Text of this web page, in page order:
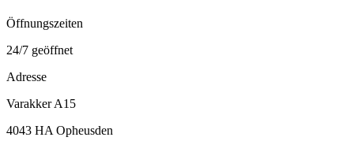
Öffnungszeiten
24/7 geöffnet
Adresse
Varakker A15
4043 HA Opheusden